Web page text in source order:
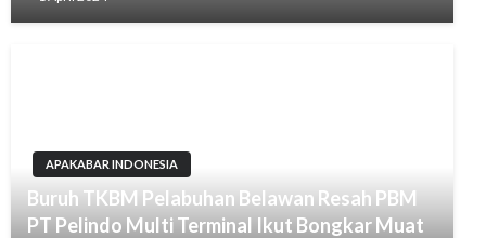
APAKABAR INDONESIA
Buruh TKBM Pelabuhan Belawan Resah PBM
PT Pelindo Multi Terminal Ikut Bongkar Muat